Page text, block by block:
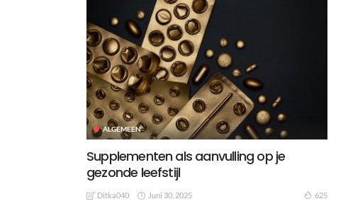
ALGEMEEN
Supplementen als aanvulling op je
gezonde leefstijl
Ditka040 Juni 30, 2025 625